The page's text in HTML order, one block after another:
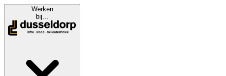
Werken
bij...